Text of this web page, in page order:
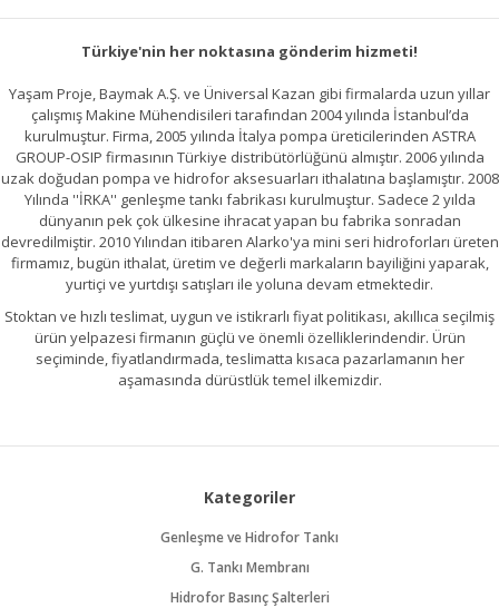
Türkiye'nin her noktasına gönderim hizmeti!
Yaşam Proje, Baymak A.Ş. ve Üniversal Kazan gibi firmalarda uzun yıllar
çalışmış Makine Mühendisileri tarafından 2004 yılında İstanbul’da
kurulmuştur. Firma, 2005 yılında İtalya pompa üreticilerinden ASTRA
GROUP-OSIP firmasının Türkiye distribütörlüğünü almıştır. 2006 yılında
uzak doğudan pompa ve hidrofor aksesuarları ithalatına başlamıştır. 2008
Yılında ''İRKA'' genleşme tankı fabrikası kurulmuştur. Sadece 2 yılda
dünyanın pek çok ülkesine ihracat yapan bu fabrika sonradan
devredilmiştir. 2010 Yılından itibaren Alarko'ya mini seri hidroforları üreten
firmamız, bugün ithalat, üretim ve değerli markaların bayiliğini yaparak,
yurtiçi ve yurtdışı satışları ile yoluna devam etmektedir.
Stoktan ve hızlı teslimat, uygun ve istikrarlı fiyat politikası, akıllıca seçilmiş
ürün yelpazesi firmanın güçlü ve önemli özelliklerindendir. Ürün
seçiminde, fiyatlandırmada, teslimatta kısaca pazarlamanın her
aşamasında dürüstlük temel ilkemizdir.
Kategoriler
Genleşme ve Hidrofor Tankı
G. Tankı Membranı
Hidrofor Basınç Şalterleri